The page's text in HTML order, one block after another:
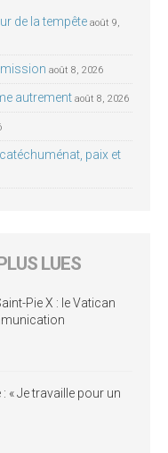
de la tempête août 9,
mission août 8, 2026
autrement août 8, 2026
paix et
LUES
Pie X : le Vatican
« Je travaille pour un